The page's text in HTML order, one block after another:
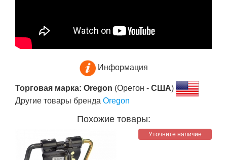
Информация
Торговая марка: Oregon (Орегон - США)
Другие товары бренда Oregon
Похожие товары:
Уточните наличие